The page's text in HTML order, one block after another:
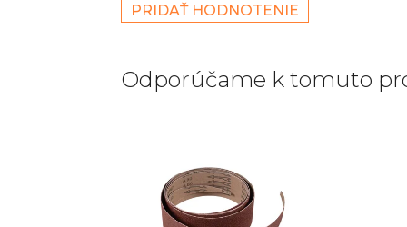
PRIDAŤ HODNOTENIE
Odporúčame k tomuto